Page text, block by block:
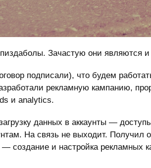
пиздаболы. Зачастую они являются
подписали), что будем
рекламную кампанию,
и analytics.
данных в аккаунты —
На связь не выходит. Получил
создание и настройка рекламных